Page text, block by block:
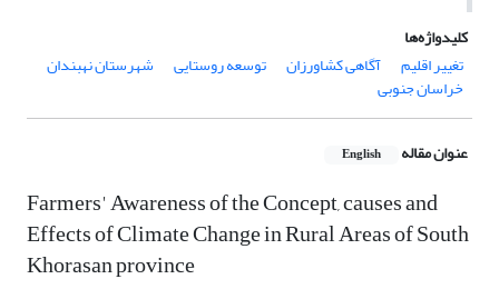
کلیدواژه‌ها
تغییر اقلیم
آگاهی کشاورزان توسعه روستایی شهرستان نهبندان
خراسان جنوبی
عنوان مقاله English
Farmers' Awareness of the Concept, causes and
Effects of Climate Change in Rural Areas of South
Khorasan province